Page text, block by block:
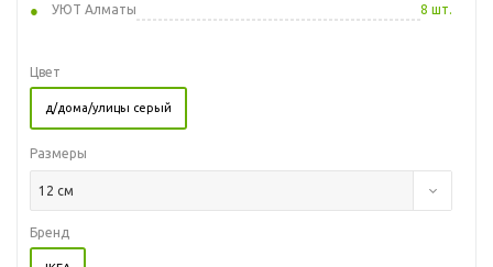
УЮТ Алматы
8 шт.
Цвет
д/дома/улицы серый
Размеры
12 см
Бренд